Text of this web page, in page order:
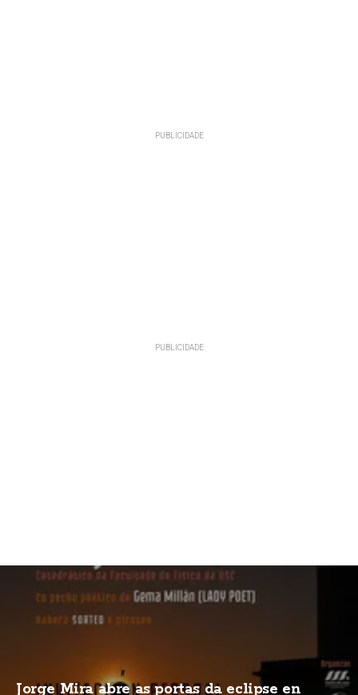
Jorge Mira abre as portas da eclipse en